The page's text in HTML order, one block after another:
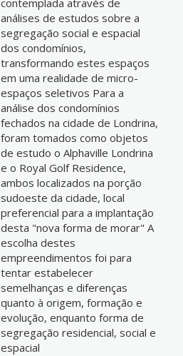
contemplada através de
análises de estudos sobre a
segregação social e espacial
dos condomínios,
transformando estes espaços
em uma realidade de micro-
espaços seletivos Para a
análise dos condomínios
fechados na cidade de Londrina,
foram tomados como objetos
de estudo o Alphaville Londrina
e o Royal Golf Residence,
ambos localizados na porção
sudoeste da cidade, local
preferencial para a implantação
desta "nova forma de morar" A
escolha destes
empreendimentos foi para
tentar estabelecer
semelhanças e diferenças
quanto à origem, formação e
evolução, enquanto forma de
segregação residencial, social e
espacial